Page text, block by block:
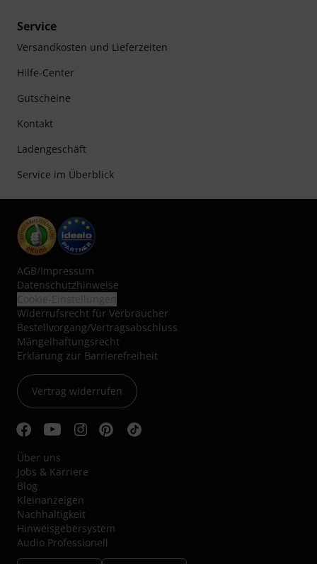
Service
Versandkosten und Lieferzeiten
Hilfe-Center
Gutscheine
Kontakt
Ladengeschäft
Service im Überblick
AGB/Impressum
Datenschutzhinweise
Widerrufsrecht für Verbraucher
Bestellvorgang/Vertragsabschluss
Mängelhaftungsrecht
Erklärung zur Barrierefreiheit
Vertrag widerrufen
Über uns
Jobs & Karriere
Blog
Kleinanzeigen
Nachhaltigkeit
Hinweisgebersystem
Audio Professionell